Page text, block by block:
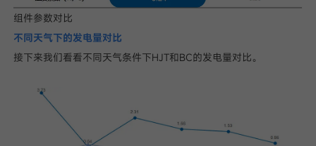
组件参数对比
不同天气下的发电量对比
接下来我们看看不同天气条件下HJT和BC的发电量对比。